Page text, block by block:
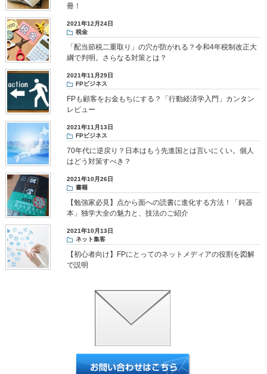
冊！
2021年12月24日
税金
「配当節税二重取り」の穴が防がれる？令和4年税制改正大
綱で判明。さらなる対策とは？
2021年11月29日
FPビジネス
FPも顧客をお金もちにする？「行動経済学入門」カンタン
レビュー
2021年11月13日
FPビジネス
70年代に逆戻り？日本はもう先進国とは言いにくい。個人
はどう対策すべき？
2021年10月26日
書籍
【勉強家必見】点から面への読書に進化する方法！「鈍器
本」独学大全の魅力と、技法のご紹介
2021年10月13日
ネット集客
【初心者向け】FPにとってのネットメディアの役割を図解
で説明